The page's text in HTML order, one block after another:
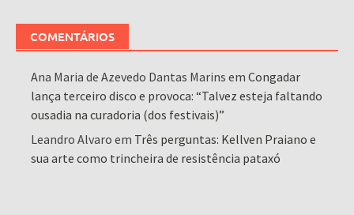
COMENTÁRIOS
Ana Maria de Azevedo Dantas Marins emCongadar
lança terceiro disco e provoca: “Talvez esteja faltando
ousadia na curadoria (dos festivais)”
Leandro Alvaro em Três perguntas: Kellven Praiano e
sua arte como trincheira de resistência pataxó